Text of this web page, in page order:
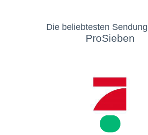
Die beliebtesten
ProSieben